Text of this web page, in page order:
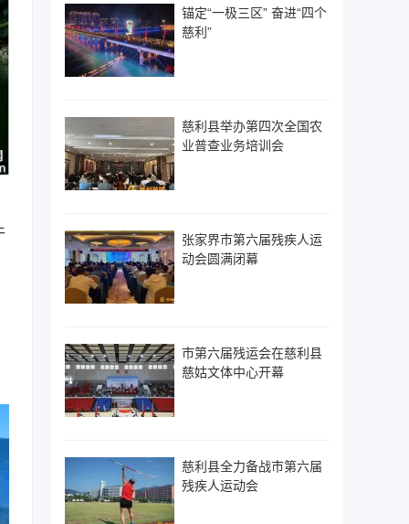
锚定“一极三区” 奋进“四个
慈利”
慈利县举办第四次全国农
业普查业务培训会
张家界市第六届残疾人运
动会圆满闭幕
市第六届残运会在慈利县
慈姑文体中心开幕
慈利县全力备战市第六届
残疾人运动会